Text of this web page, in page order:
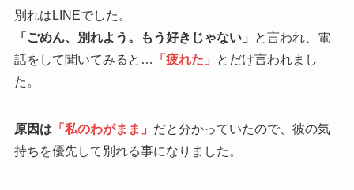
別れはLINEでした。
「ごめん、別れよう。もう好きじゃない」
と言われ、電
話をして聞いてみると…
「疲れた」
とだけ言われまし
た。
原因は 「私のわがまま」 だと分かっていたので、彼の気
持ちを優先して別れる事になりました。